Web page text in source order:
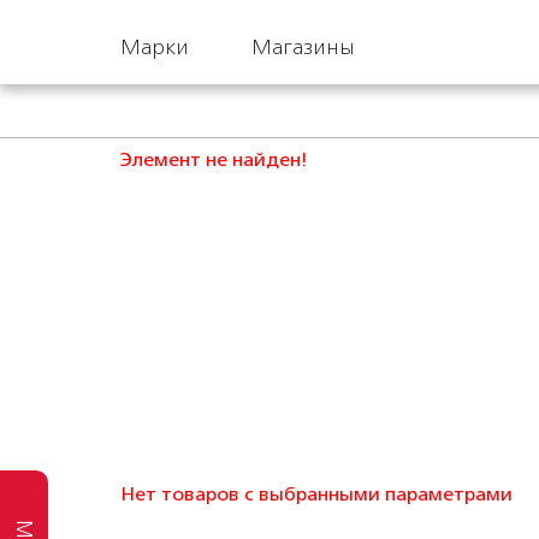
Марки Магазины
Элемент не найден!
Нет товаров с выбранными параметрами